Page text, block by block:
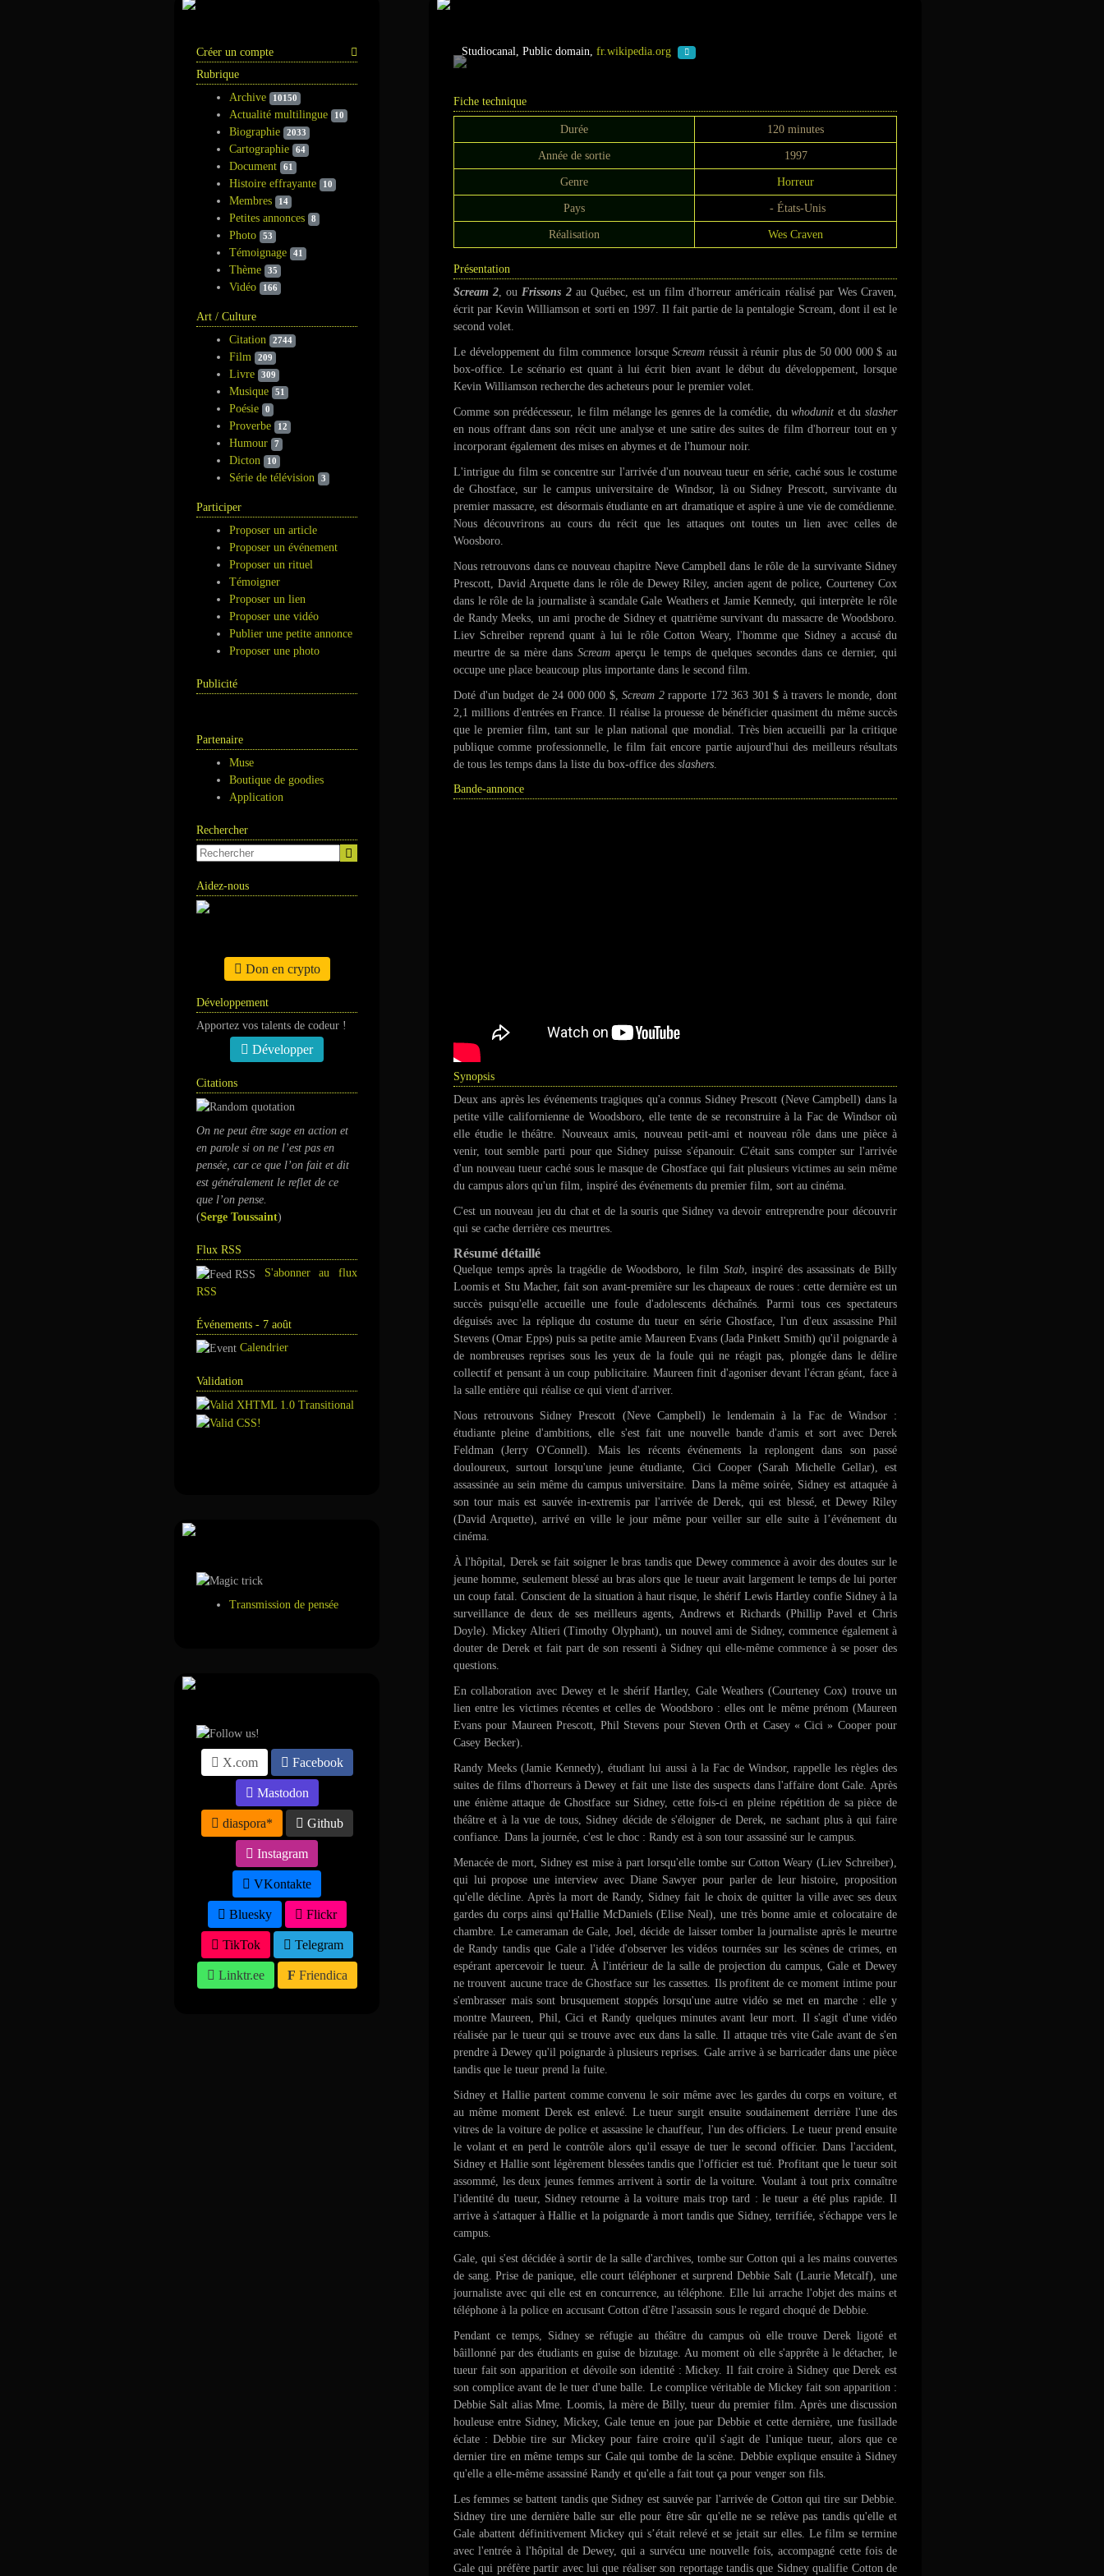
Créer un compte
Rubrique
Archive
10150
Actualité multilingue 10
Biographie 2033
Cartographie 64
Document 61
Histoire effrayante 10
Membres 14
Petites annonces 8
Photo 53
Témoignage 41
Thème 35
Vidéo 166
Art / Culture
Citation
2744
Film 209
Livre 309
Musique 51
Poésie 0
Proverbe 12
Humour 7
Dicton 10
Série de télévision 3
Participer
Proposer un article
Proposer un événement
Proposer un rituel
Témoigner
Proposer un lien
Proposer une vidéo
Publier une petite annonce
Proposer une photo
Publicité
Partenaire
Muse
Boutique de goodies
Application
Rechercher
Aidez-nous
Don en crypto
Développement
Apportez vos talents de codeur !
Développer
Citations
On ne peut être sage en action et
en parole si on ne l’est pas en
pensée, car ce que l’on fait et dit
est généralement le reflet de ce
que l’on pense.
(Serge Toussaint)
Flux RSS
S'abonner au flux
RSS
Événements - 7 août
Calendrier
Validation
Transmission de pensée
X.com Facebook
Mastodon
diaspora* Github
Instagram
VKontakte
Bluesky Flickr
TikTok Telegram
Linktr.ee Friendica
Studiocanal, Public domain, fr.wikipedia.org
Fiche technique
Durée 120 minutes
Année de sortie 1997
Genre Horreur
Pays - États-Unis
Réalisation Wes Craven
Présentation
Scream 2, ouFrissons 2au Québec, est un film d'horreur américain réalisé par Wes Craven,
écrit par Kevin Williamson et sorti en 1997. Il fait partie de la pentalogie Scream, dont il est le
second volet.
Le développement du film commence lorsqueScream réussit à réunir plus de 50 000 000 $ au
box-office. Le scénario est quant à lui écrit bien avant le début du développement, lorsque
Kevin Williamson recherche des acheteurs pour le premier volet.
Comme son prédécesseur, le film mélange les genres de la comédie, duwhodunit et duslasher
en nous offrant dans son récit une analyse et une satire des suites de film d'horreur tout en y
incorporant également des mises en abymes et de l'humour noir.
L'intrigue du film se concentre sur l'arrivée d'un nouveau tueur en série, caché sous le costume
de Ghostface, sur le campus universitaire de Windsor, là ou Sidney Prescott, survivante du
premier massacre, est désormais étudiante en art dramatique et aspire à une vie de comédienne.
Nous découvrirons au cours du récit que les attaques ont toutes un lien avec celles de
Woosboro.
Nous retrouvons dans ce nouveau chapitre Neve Campbell dans le rôle de la survivante Sidney
Prescott, David Arquette dans le rôle de Dewey Riley, ancien agent de police, Courteney Cox
dans le rôle de la journaliste à scandale Gale Weathers et Jamie Kennedy, qui interprète le rôle
de Randy Meeks, un ami proche de Sidney et quatrième survivant du massacre de Woodsboro.
Liev Schreiber reprend quant à lui le rôle Cotton Weary, l'homme que Sidney a accusé du
meurtre de sa mère dans Scream aperçu le temps de quelques secondes dans ce dernier, qui
occupe une place beaucoup plus importante dans le second film.
Doté d'un budget de 24 000 000 $,Scream 2rapporte 172 363 301 $ à travers le monde, dont
2,1 millions d'entrées en France. Il réalise la prouesse de bénéficier quasiment du même succès
que le premier film, tant sur le plan national que mondial. Très bien accueilli par la critique
publique comme professionnelle, le film fait encore partie aujourd'hui des meilleurs résultats
de tous les temps dans la liste du box-office des slashers.
Bande-annonce
Synopsis
Deux ans après les événements tragiques qu'a connus Sidney Prescott (Neve Campbell) dans la
petite ville californienne de Woodsboro, elle tente de se reconstruire à la Fac de Windsor où
elle étudie le théâtre. Nouveaux amis, nouveau petit-ami et nouveau rôle dans une pièce à
venir, tout semble parti pour que Sidney puisse s'épanouir. C'était sans compter sur l'arrivée
d'un nouveau tueur caché sous le masque de Ghostface qui fait plusieurs victimes au sein même
du campus alors qu'un film, inspiré des événements du premier film, sort au cinéma.
C'est un nouveau jeu du chat et de la souris que Sidney va devoir entreprendre pour découvrir
qui se cache derrière ces meurtres.
Résumé détaillé
Quelque temps après la tragédie de Woodsboro, le film Stab, inspiré des assassinats de Billy
Loomis et Stu Macher, fait son avant-première sur les chapeaux de roues : cette dernière est un
succès puisqu'elle accueille une foule d'adolescents déchaînés. Parmi tous ces spectateurs
déguisés avec la réplique du costume du tueur en série Ghostface, l'un d'eux assassine Phil
Stevens (Omar Epps) puis sa petite amie Maureen Evans (Jada Pinkett Smith) qu'il poignarde à
de nombreuses reprises sous les yeux de la foule qui ne réagit pas, plongée dans le délire
collectif et pensant à un coup publicitaire. Maureen finit d'agoniser devant l'écran géant, face à
la salle entière qui réalise ce qui vient d'arriver.
Nous retrouvons Sidney Prescott (Neve Campbell) le lendemain à la Fac de Windsor :
étudiante pleine d'ambitions, elle s'est fait une nouvelle bande d'amis et sort avec Derek
Feldman (Jerry O'Connell). Mais les récents événements la replongent dans son passé
douloureux, surtout lorsqu'une jeune étudiante, Cici Cooper (Sarah Michelle Gellar), est
assassinée au sein même du campus universitaire. Dans la même soirée, Sidney est attaquée à
son tour mais est sauvée in-extremis par l'arrivée de Derek, qui est blessé, et Dewey Riley
(David Arquette), arrivé en ville le jour même pour veiller sur elle suite à l’événement du
cinéma.
À l'hôpital, Derek se fait soigner le bras tandis que Dewey commence à avoir des doutes sur le
jeune homme, seulement blessé au bras alors que le tueur avait largement le temps de lui porter
un coup fatal. Conscient de la situation à haut risque, le shérif Lewis Hartley confie Sidney à la
surveillance de deux de ses meilleurs agents, Andrews et Richards (Phillip Pavel et Chris
Doyle). Mickey Altieri (Timothy Olyphant), un nouvel ami de Sidney, commence également à
douter de Derek et fait part de son ressenti à Sidney qui elle-même commence à se poser des
questions.
En collaboration avec Dewey et le shérif Hartley, Gale Weathers (Courteney Cox) trouve un
lien entre les victimes récentes et celles de Woodsboro : elles ont le même prénom (Maureen
Evans pour Maureen Prescott, Phil Stevens pour Steven Orth et Casey « Cici » Cooper pour
Casey Becker).
Randy Meeks (Jamie Kennedy), étudiant lui aussi à la Fac de Windsor, rappelle les règles des
suites de films d'horreurs à Dewey et fait une liste des suspects dans l'affaire dont Gale. Après
une énième attaque de Ghostface sur Sidney, cette fois-ci en pleine répétition de sa pièce de
théâtre et à la vue de tous, Sidney décide de s'éloigner de Derek, ne sachant plus à qui faire
confiance. Dans la journée, c'est le choc : Randy est à son tour assassiné sur le campus.
Menacée de mort, Sidney est mise à part lorsqu'elle tombe sur Cotton Weary (Liev Schreiber),
qui lui propose une interview avec Diane Sawyer pour parler de leur histoire, proposition
qu'elle décline. Après la mort de Randy, Sidney fait le choix de quitter la ville avec ses deux
gardes du corps ainsi qu'Hallie McDaniels (Elise Neal), une très bonne amie et colocataire de
chambre. Le cameraman de Gale, Joel, décide de laisser tomber la journaliste après le meurtre
de Randy tandis que Gale a l'idée d'observer les vidéos tournées sur les scènes de crimes, en
espérant apercevoir le tueur. À l'intérieur de la salle de projection du campus, Gale et Dewey
ne trouvent aucune trace de Ghostface sur les cassettes. Ils profitent de ce moment intime pour
s'embrasser mais sont brusquement stoppés lorsqu'une autre vidéo se met en marche : elle y
montre Maureen, Phil, Cici et Randy quelques minutes avant leur mort. Il s'agit d'une vidéo
réalisée par le tueur qui se trouve avec eux dans la salle. Il attaque très vite Gale avant de s'en
prendre à Dewey qu'il poignarde à plusieurs reprises. Gale arrive à se barricader dans une pièce
tandis que le tueur prend la fuite.
Sidney et Hallie partent comme convenu le soir même avec les gardes du corps en voiture, et
au même moment Derek est enlevé. Le tueur surgit ensuite soudainement derrière l'une des
vitres de la voiture de police et assassine le chauffeur, l'un des officiers. Le tueur prend ensuite
le volant et en perd le contrôle alors qu'il essaye de tuer le second officier. Dans l'accident,
Sidney et Hallie sont légèrement blessées tandis que l'officier est tué. Profitant que le tueur soit
assommé, les deux jeunes femmes arrivent à sortir de la voiture. Voulant à tout prix connaître
l'identité du tueur, Sidney retourne à la voiture mais trop tard : le tueur a été plus rapide. Il
arrive à s'attaquer à Hallie et la poignarde à mort tandis que Sidney, terrifiée, s'échappe vers le
campus.
Gale, qui s'est décidée à sortir de la salle d'archives, tombe sur Cotton qui a les mains couvertes
de sang. Prise de panique, elle court téléphoner et surprend Debbie Salt (Laurie Metcalf), une
journaliste avec qui elle est en concurrence, au téléphone. Elle lui arrache l'objet des mains et
téléphone à la police en accusant Cotton d'être l'assassin sous le regard choqué de Debbie.
Pendant ce temps, Sidney se réfugie au théâtre du campus où elle trouve Derek ligoté et
bâillonné par des étudiants en guise de bizutage. Au moment où elle s'apprête à le détacher, le
tueur fait son apparition et dévoile son identité : Mickey. Il fait croire à Sidney que Derek est
son complice avant de le tuer d'une balle. Le complice véritable de Mickey fait son apparition :
Debbie Salt alias Mme. Loomis, la mère de Billy, tueur du premier film. Après une discussion
houleuse entre Sidney, Mickey, Gale tenue en joue par Debbie et cette dernière, une fusillade
éclate : Debbie tire sur Mickey pour faire croire qu'il s'agit de l'unique tueur, alors que ce
dernier tire en même temps sur Gale qui tombe de la scène. Debbie explique ensuite à Sidney
qu'elle a elle-même assassiné Randy et qu'elle a fait tout ça pour venger son fils.
Les femmes se battent tandis que Sidney est sauvée par l'arrivée de Cotton qui tire sur Debbie.
Sidney tire une dernière balle sur elle pour être sûr qu'elle ne se relève pas tandis qu'elle et
Gale abattent définitivement Mickey qui s’était relevé et se jetait sur elles. Le film se termine
avec l'entrée à l'hôpital de Dewey, qui a survécu une nouvelle fois, accompagné cette fois de
Gale qui préfère partir avec lui que réaliser son reportage tandis que Sidney qualifie Cotton de